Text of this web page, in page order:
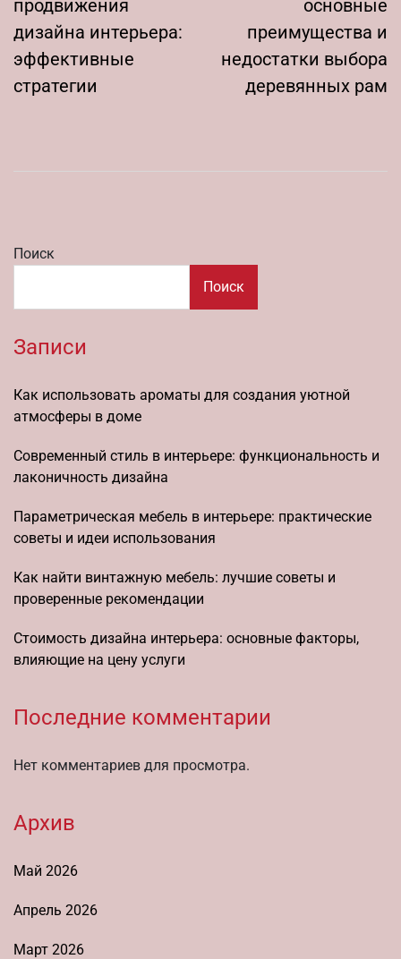
записям
продвижения
дизайна интерьера:
эффективные
стратегии
основные
преимущества и
недостатки выбора
деревянных рам
Поиск
Поиск
Записи
Как использовать ароматы для создания уютной
атмосферы в доме
Современный стиль в интерьере: функциональность и
лаконичность дизайна
Параметрическая мебель в интерьере: практические
советы и идеи использования
Как найти винтажную мебель: лучшие советы и
проверенные рекомендации
Стоимость дизайна интерьера: основные факторы,
влияющие на цену услуги
Последние комментарии
Нет комментариев для просмотра.
Архив
Май 2026
Апрель 2026
Март 2026